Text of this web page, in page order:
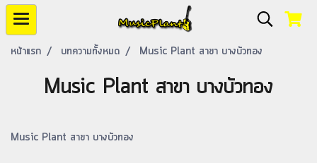
หน้าแรก บทความทั้งหมด Music Plant สาขา บางบัวทอง
Music Plant สาขา บางบัวทอง
Music Plant สาขา บางบัวทอง